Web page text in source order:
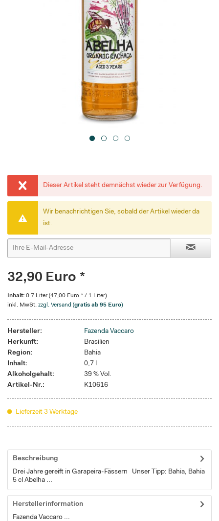
Dieser Artikel steht demnächst wieder zur Verfügung.
Wir benachrichtigen Sie, sobald der Artikel wieder da
ist.
32,90 Euro *
Inhalt: 0.7 Liter (47,00 Euro * / 1 Liter)
inkl. MwSt. zzgl. Versand (gratis ab 95 Euro)
Hersteller:
Fazenda Vaccaro
Herkunft:
Brasilien
Region:
Bahia
Inhalt:
0,7 l
Alkoholgehalt:
39 % Vol.
Artikel-Nr.:
K10616
Lieferzeit 3 Werktage
Beschreibung
Drei Jahre gereift in Garapeira-Fässern Unser Tipp: Bahia, Bahia
5 cl Abelha ...
Herstellerinformation
Fazenda Vaccaro ...